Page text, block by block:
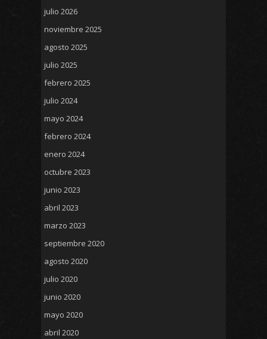
julio 2026
noviembre 2025
agosto 2025
julio 2025
febrero 2025
julio 2024
mayo 2024
febrero 2024
enero 2024
octubre 2023
junio 2023
abril 2023
marzo 2023
septiembre 2020
agosto 2020
julio 2020
junio 2020
mayo 2020
abril 2020